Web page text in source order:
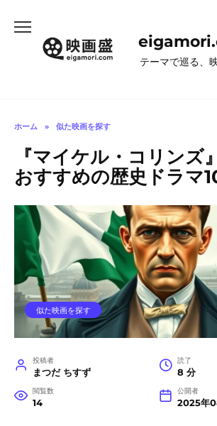
テーマで巡る、
ホーム » 似た映画を探す
『マイケル・コリンズ
おすすめの歴史ドラマ
似た映画を探す
投稿者
まつだ ちすず
読了
8 分
閲覧数
14
公開者
2025年